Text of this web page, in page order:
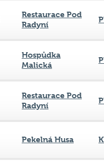
Restaurace Pod
Radyní
Hospůdka
Malická
Restaurace Pod
Radyní
Pekelná Husa